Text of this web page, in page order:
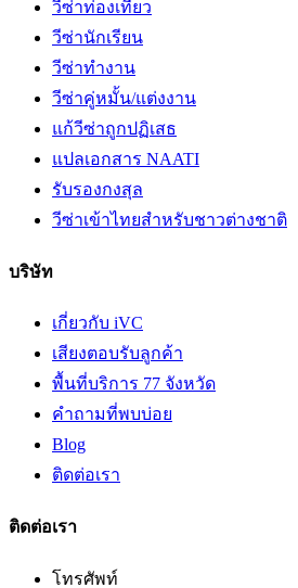
วีซ่าท่องเที่ยว
วีซ่านักเรียน
วีซ่าทำงาน
วีซ่าคู่หมั้น/แต่งงาน
แก้วีซ่าถูกปฏิเสธ
แปลเอกสาร NAATI
รับรองกงสุล
วีซ่าเข้าไทยสำหรับชาวต่างชาติ
บริษัท
เกี่ยวกับ iVC
เสียงตอบรับลูกค้า
พื้นที่บริการ 77 จังหวัด
คำถามที่พบบ่อย
Blog
ติดต่อเรา
ติดต่อเรา
โทรศัพท์